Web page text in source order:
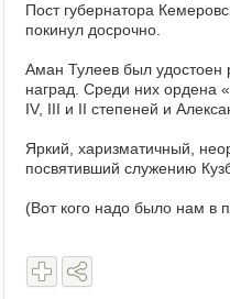
Пост губернатора
покинул досрочно.
Аман Тулеев был удостоен
наград. Среди них ордена
IV, III и II степеней и
Яркий, харизматичный,
посвятивший служению
(Вот кого надо было нам в